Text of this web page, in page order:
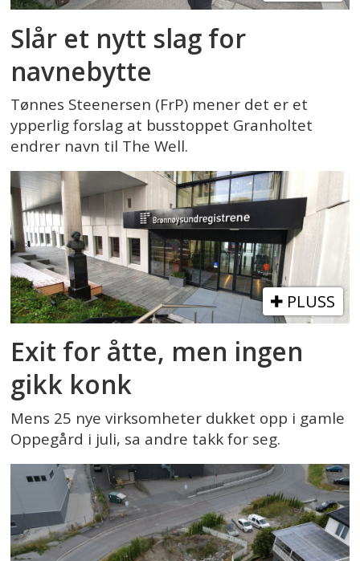
Slår et nytt slag for
navnebytte
Tønnes Steenersen (FrP) mener det er et
ypperlig forslag at busstoppet Granholtet
endrer navn til The Well.
PLUSS
Exit for åtte, men ingen
gikk konk
Mens 25 nye virksomheter dukket opp i gamle
Oppegård i juli, sa andre takk for seg.